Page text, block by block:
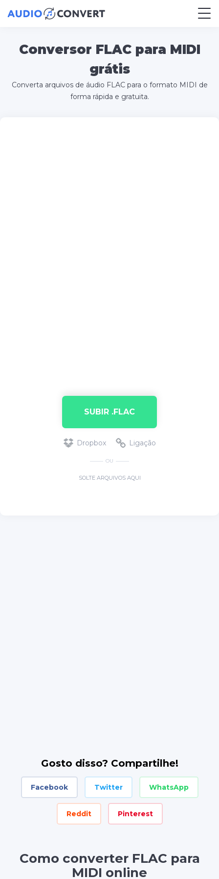
Conversor FLAC para MIDI
grátis
Converta arquivos de áudio FLAC para o formato MIDI de
forma rápida e gratuita.
SUBIR .FLAC
Dropbox Ligação
OU
SOLTE ARQUIVOS AQUI
Gosto disso? Compartilhe!
Facebook Twitter WhatsApp
Reddit Pinterest
Como converter FLAC para
MIDI online